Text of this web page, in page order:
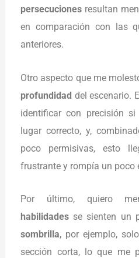
persecuciones resultan
en comparación con las
anteriores.
Otro aspecto que me
profundidad del escenario.
identificar con precisión
lugar correcto, y,
poco permisivas, esto
frustrante y rompía un poco
Por último, quiero
habilidades se sienten un
sombrilla, por ejemplo,
sección corta, lo que me